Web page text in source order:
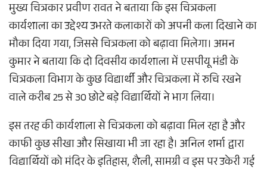
मुख्य चित्रकार प्रवीण रावत ने बताया कि इस चित्रकला
कार्यशाला का उद्देश्य उभरते कलाकारों को अपनी कला दिखाने का
मौका दिया गया, जिससे चित्रकला को बढ़ावा मिलेगा। अमन
कुमार ने बताया कि दो दिवसीय कार्यशाला में एसपीयू मंडी के
चित्रकला विभाग के कुछ विद्यार्थी और चित्रकला में रुचि रखने
वाले करीब 25 से 30 छोटे बड़े विद्यार्थियों ने भाग लिया।
इस तरह की कार्यशाला से चित्रकला को बढ़ावा मिल रहा है और
काफी कुछ सीखा और सिखाया भी जा रहा है। अनिल शर्मा द्वारा
विद्यार्थियों को मंदिर के इतिहास, शैली, सामग्री व इस पर उकेरी गई